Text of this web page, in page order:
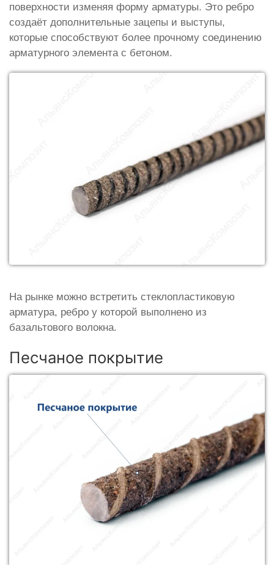
поверхности изменяя форму арматуры. Это ребро
создаёт дополнительные зацепы и выступы,
которые способствуют более прочному соединению
арматурного элемента с бетоном.
На рынке можно встретить стеклопластиковую
арматура, ребро у которой выполнено из
базальтового волокна.
Песчаное покрытие